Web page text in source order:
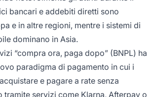
bancari e addebiti diretti sono
e in altre regioni, mentre i sistemi di
dominano in Asia.
“compra ora, paga dopo” (BNPL) ha
paradigma di pagamento in cui i
e pagare a rate senza
tramite servizi come Klarna, Afterpay o